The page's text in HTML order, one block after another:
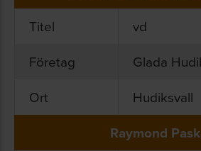
Titel
vd
Företag
Glada
Ort
Hudiksvall
Raymond